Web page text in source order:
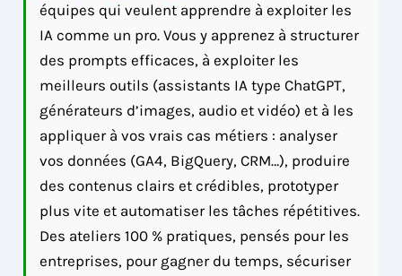
équipes qui veulent apprendre à exploiter les
IA comme un pro. Vous y apprenez à structurer
des prompts efficaces, à exploiter les
meilleurs outils (assistants IA type ChatGPT,
générateurs d’images, audio et vidéo) et à les
appliquer à vos vrais cas métiers : analyser
vos données (GA4, BigQuery, CRM…), produire
des contenus clairs et crédibles, prototyper
plus vite et automatiser les tâches répétitives.
Des ateliers 100 % pratiques, pensés pour les
entreprises, pour gagner du temps, sécuriser